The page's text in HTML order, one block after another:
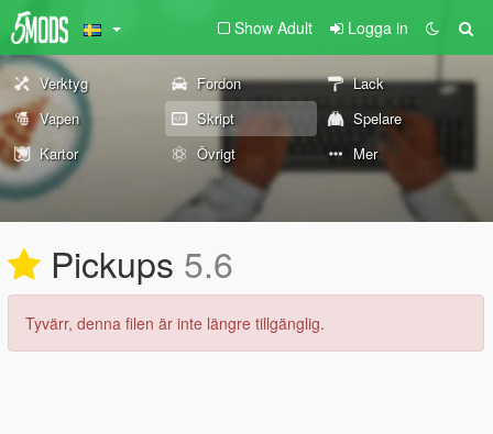
Show Adult Logga in
Verktyg Fordon
Lack
Vapen
Skript
Spelare
Kartor
Övrigt Mer
Pickups 5.6
Tyvärr, denna filen är inte längre tillgänglig.